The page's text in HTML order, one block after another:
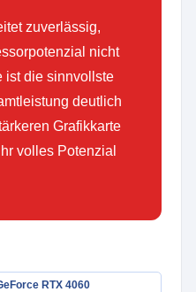
zuverlässig,
nicht
ist die sinnvollste
deutlich
Grafikkarte
volles Potenzial
RTX 4060